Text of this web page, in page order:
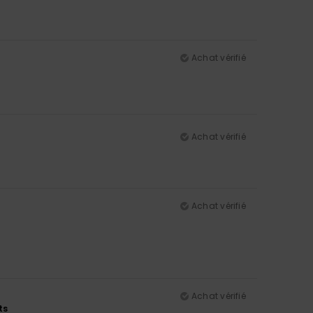
Achat vérifié
Achat vérifié
Achat vérifié
Achat vérifié